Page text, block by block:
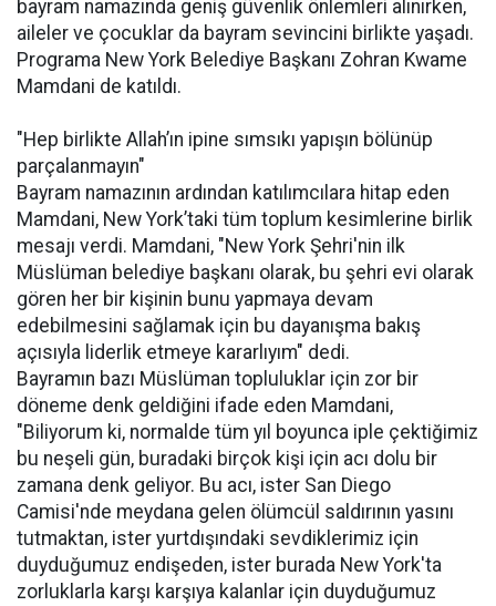
bayram namazında geniş güvenlik önlemleri alınırken,
aileler ve çocuklar da bayram sevincini birlikte yaşadı.
Programa New York Belediye Başkanı Zohran Kwame
Mamdani de katıldı.
"Hep birlikte Allah’ın ipine sımsıkı yapışın bölünüp
parçalanmayın"
Bayram namazının ardından katılımcılara hitap eden
Mamdani, New York’taki tüm toplum kesimlerine birlik
mesajı verdi. Mamdani, "New York Şehri'nin ilk
Müslüman belediye başkanı olarak, bu şehri evi olarak
gören her bir kişinin bunu yapmaya devam
edebilmesini sağlamak için bu dayanışma bakış
açısıyla liderlik etmeye kararlıyım" dedi.
Bayramın bazı Müslüman topluluklar için zor bir
döneme denk geldiğini ifade eden Mamdani,
"Biliyorum ki, normalde tüm yıl boyunca iple çektiğimiz
bu neşeli gün, buradaki birçok kişi için acı dolu bir
zamana denk geliyor. Bu acı, ister San Diego
Camisi'nde meydana gelen ölümcül saldırının yasını
tutmaktan, ister yurtdışındaki sevdiklerimiz için
duyduğumuz endişeden, ister burada New York'ta
zorluklarla karşı karşıya kalanlar için duyduğumuz